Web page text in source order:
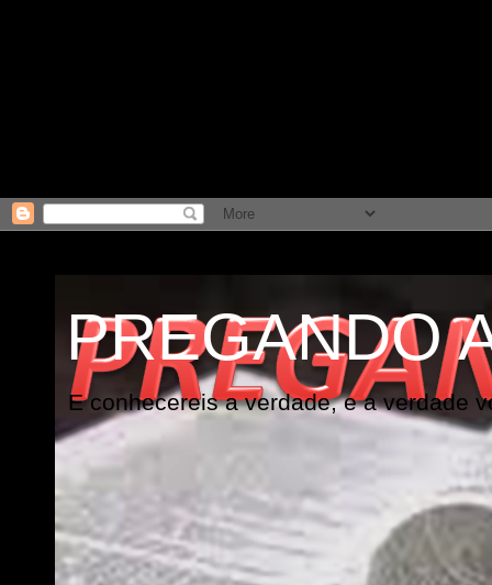
PREGANDO
E conhecereis a verdade, e a verdade